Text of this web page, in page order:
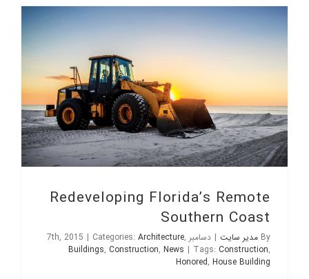
Redeveloping Florida’s Remote
Southern Coast
By مدیر سایت | دسامبر 7th, 2015 | Categories: Architecture,
Buildings, Construction, News | Tags: Construction,
Honored, House Building